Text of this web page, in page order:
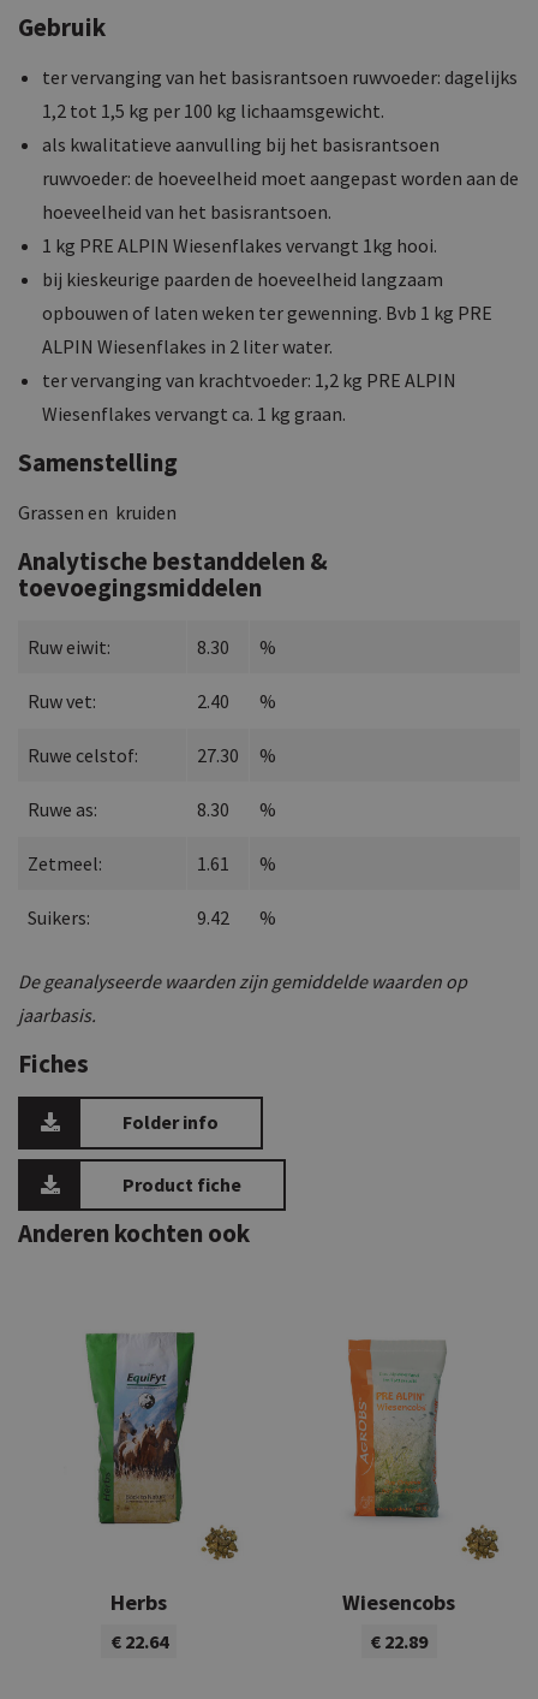
Gebruik
ter vervanging van het basisrantsoen ruwvoeder: dagelijks
1,2 tot 1,5 kg per 100 kg lichaamsgewicht.
als kwalitatieve aanvulling bij het basisrantsoen
ruwvoeder: de hoeveelheid moet aangepast worden aan de
hoeveelheid van het basisrantsoen.
1 kg PRE ALPIN Wiesenflakes vervangt 1kg hooi.
bij kieskeurige paarden de hoeveelheid langzaam
opbouwen of laten weken ter gewenning. Bvb 1 kg PRE
ALPIN Wiesenflakes in 2 liter water.
ter vervanging van krachtvoeder: 1,2 kg PRE ALPIN
Wiesenflakes vervangt ca. 1 kg graan.
Samenstelling
Grassen en kruiden
Analytische bestanddelen &
toevoegingsmiddelen
Ruw eiwit: 8.30 %
Ruw vet: 2.40 %
Ruwe celstof: 27.30 %
Ruwe as: 8.30 %
Zetmeel: 1.61 %
Suikers: 9.42 %
De geanalyseerde waarden zijn gemiddelde waarden op
jaarbasis.
Fiches
Folder info
Product fiche
Anderen kochten ook
Herbs
€ 22.64
Wiesencobs
€ 22.89